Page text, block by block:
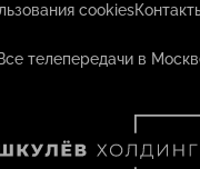
cookies
телепередачи в